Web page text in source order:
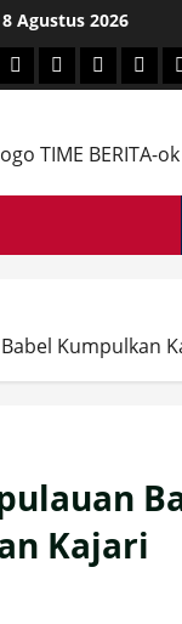
8 Agustus 2026
POLITIKHUKRIM
Kumpulkan
Kajari